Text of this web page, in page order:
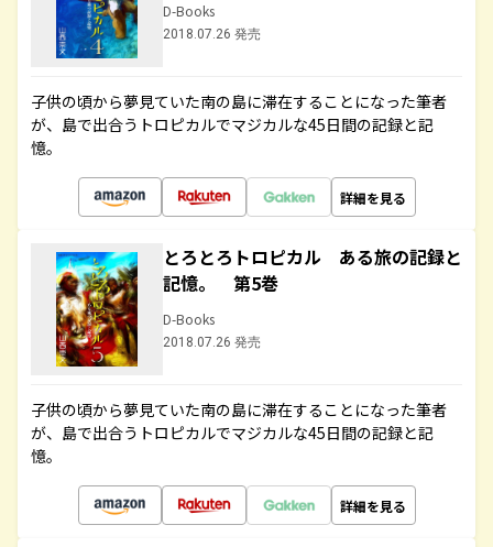
D-Books
2018.07.26 発売
子供の頃から夢見ていた南の島に滞在することになった筆者
が、島で出合うトロピカルでマジカルな45日間の記録と記
憶。
詳細を見る
とろとろトロピカル ある旅の記録と
記憶。 第5巻
D-Books
2018.07.26 発売
子供の頃から夢見ていた南の島に滞在することになった筆者
が、島で出合うトロピカルでマジカルな45日間の記録と記
憶。
詳細を見る